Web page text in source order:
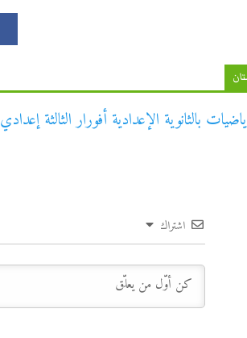
بالثانوية الإعدادية أفورار الثالثة إعدادي 2015
اشتراك